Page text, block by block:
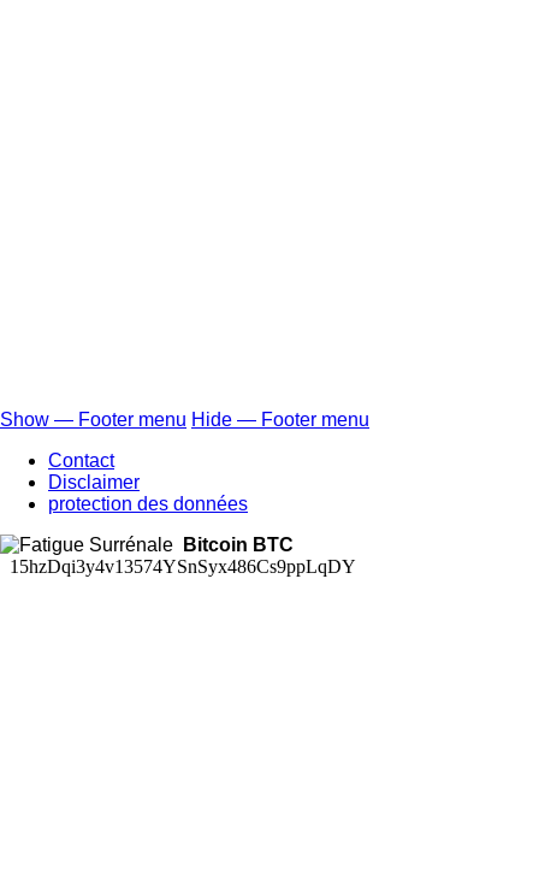
Footer
menu
Show — Footer menu Hide — Footer menu
Contact
Disclaimer
protection des données
Bitcoin BTC
15hzDqi3y4v13574YSnSyx486Cs9ppLqDY